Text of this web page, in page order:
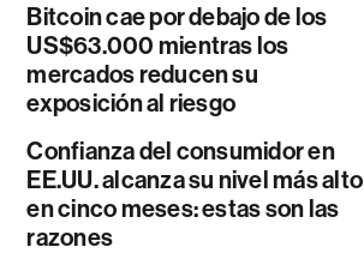
Bitcoin cae por debajo de los
US$63.000 mientras los
mercados reducen su
exposición al riesgo
Confianza del consumidor en
EE.UU. alcanza su nivel más alto
en cinco meses: estas son las
razones